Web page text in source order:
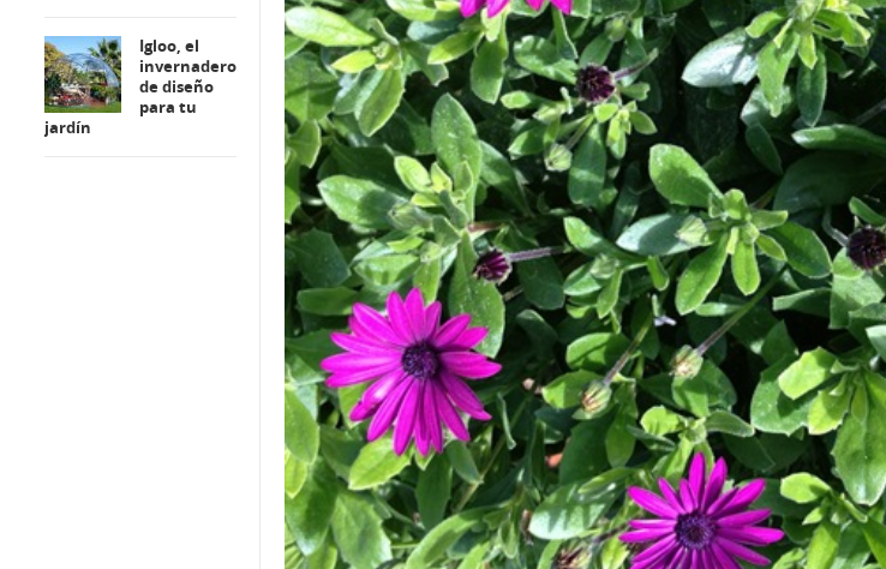
Igloo, el
invernadero
de diseño
para tu
jardín